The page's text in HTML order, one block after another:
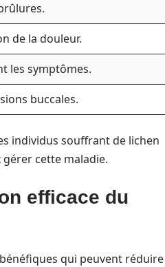
de la douleur.
les symptômes.
buccales.
individus souffrant de lichen
cette maladie.
efficace du
qui peuvent réduire